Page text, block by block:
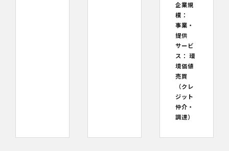
企業規
模：
事業・
提供
サービ
ス： 環
境価値
売買
（クレ
ジット
仲介・
調達）